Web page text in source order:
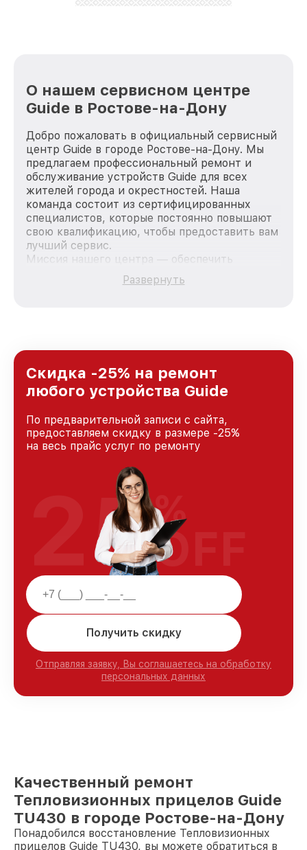
О нашем сервисном центре
Guide в Ростове-на-Дону
Добро пожаловать в официальный сервисный
центр Guide в городе Ростове-на-Дону. Мы
предлагаем профессиональный ремонт и
обслуживание устройств Guide для всех
жителей города и окрестностей. Наша
команда состоит из сертифицированных
специалистов, которые постоянно повышают
свою квалификацию, чтобы предоставить вам
лучший сервис.
Миссия нашего центра — обеспечить
качественный и доступный ремонт для
каждого пользователя продукции Guide, вне
Ростове-на-Дону, постоянно повышая уровень
доверия и лояльности наших клиентов.
Развернуть
Скидка -25% на ремонт
любого устройства Guide
По предварительной записи с сайта,
предоставляем скидку в размере -25%
на весь прайс услуг по ремонту
Получить скидку
Отправляя заявку, Вы соглашаетесь на обработку
персональных данных
25%
OFF
Качественный ремонт
Тепловизионных прицелов Guide
TU430 в городе Ростове-на-Дону
Понадобился восстановление Тепловизионных
прицелов Guide TU430, вы можете обратиться в